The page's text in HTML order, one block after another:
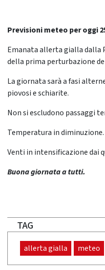
Previsioni meteo per oggi
Emanata allerta gialla dalla
della prima perturbazione
La giornata sarà a fasi
piovosi e schiarite.
Non si escludono passaggi
Temperatura in diminuzione.
Venti in intensificazione dai
Buona giornata a tutti.
TAG
allerta gialla meteo